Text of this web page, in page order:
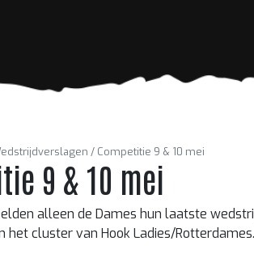
Competitie 9 & 10 mei
9 & 10 mei
alleen de Dames hun laatste
het cluster van Hook Ladies/